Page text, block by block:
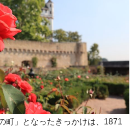
町」となったきっかけは、1871